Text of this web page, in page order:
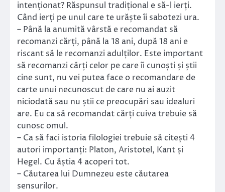
intenționat? Răspunsul tradițional e să-l ierți.
Când ierți pe unul care te urăște îi sabotezi ura.
– Până la anumită vârstă e recomandat să
recomanzi cărți, până la 18 ani, după 18 ani e
riscant să le recomanzi adulților. Este important
să recomanzi cărți celor pe care îi cunoști și știi
cine sunt, nu vei putea face o recomandare de
carte unui necunoscut de care nu ai auzit
niciodată sau nu știi ce preocupări sau idealuri
are. Eu ca să recomandat cărți cuiva trebuie să
cunosc omul.
– Ca să faci istoria filologiei trebuie să citești 4
autori importanți: Platon, Aristotel, Kant și
Hegel. Cu ăștia 4 acoperi tot.
– Căutarea lui Dumnezeu este căutarea
sensurilor.